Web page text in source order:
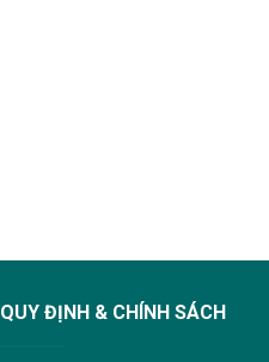
QUY ĐỊNH & CHÍNH SÁCH